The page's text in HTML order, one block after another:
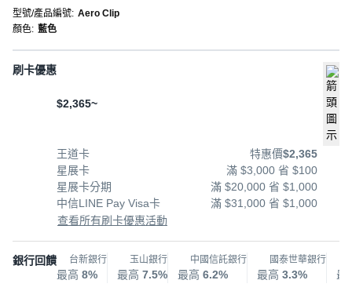
型號/產品編號: Aero Clip
顏色: 藍色
刷卡優惠
$2,365~
王道卡 特惠價$2,365
星展卡
滿 $3,000 省 $100
星展卡分期
滿 $20,000 省 $1,000
中信LINE Pay Visa卡
滿 $31,000 省 $1,000
查看所有刷卡優惠活動
銀行回饋 台新銀行
最高 8%
玉山銀行
最高 7.5%
中國信託銀行
最高 6.2%
國泰世華銀行
最高 3.3% 最